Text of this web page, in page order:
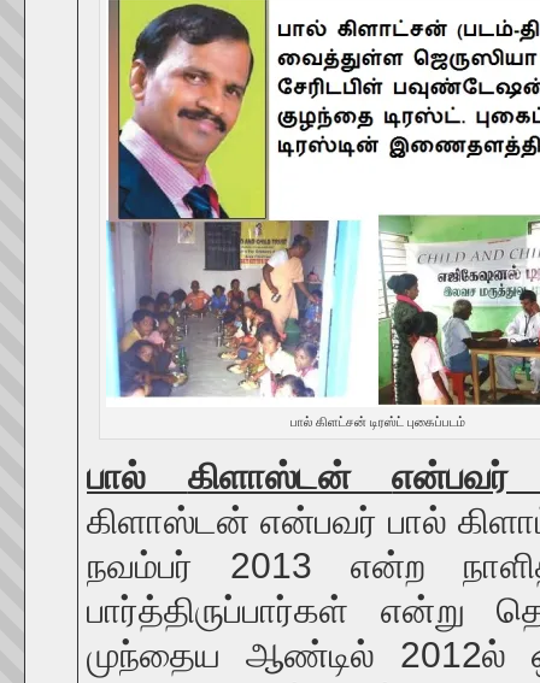
பால் கிளட்சன் டிரஸ்ட் புகைப்படம்
பால் கிளாஸ்டன்
கிளாஸ்டன் என்பவர் பால்
நவம்பர் 2013 என்ற
பார்த்திருப்பார்கள் என்று
முந்தைய ஆண்டில் 2012ல்